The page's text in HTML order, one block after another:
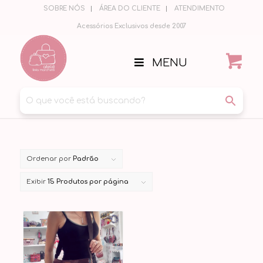
SOBRE NÓS ÁREA DO CLIENTE ATENDIMENTO
Acessórios Exclusivos desde 2007
MENU
Ordenar por Padrão
Exibir 15 Produtos por página